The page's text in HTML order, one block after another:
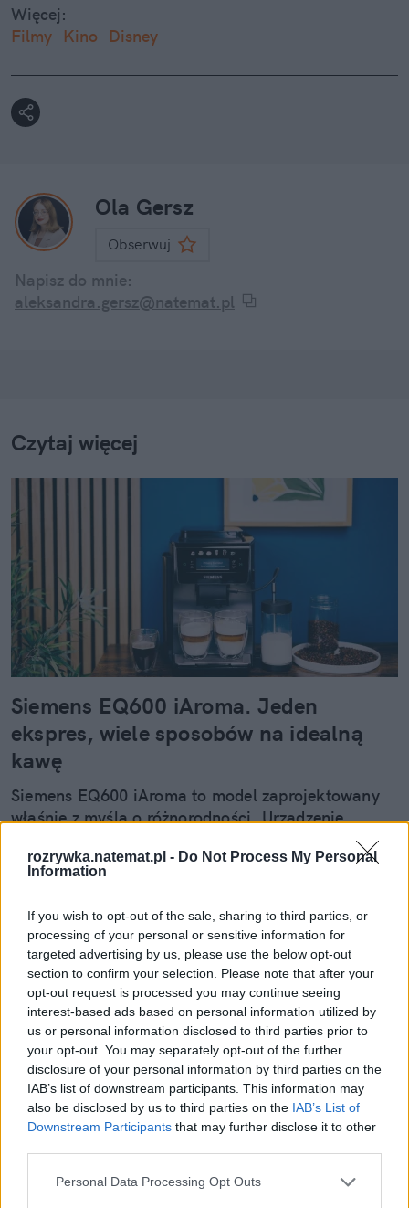
rozrywka.natemat.pl - Do Not Process My Personal
Information
If you wish to opt-out of the sale, sharing to third parties, or
processing of your personal or sensitive information for
targeted advertising by us, please use the below opt-out
section to confirm your selection. Please note that after your
opt-out request is processed you may continue seeing
interest-based ads based on personal information utilized by
us or personal information disclosed to third parties prior to
your opt-out. You may separately opt-out of the further
disclosure of your personal information by third parties on the
IAB’s list of downstream participants. This information may
also be disclosed by us to third parties on the IAB’s List of
Downstream Participants that may further disclose it to other
Personal Data Processing Opt Outs
Więcej:
Filmy
Kino Disney
Ola Gersz
Obserwuj
Napisz do mnie:
aleksandra.gersz@natemat.pl
Czytaj więcej
Siemens EQ600 iAroma. Jeden
ekspres, wiele sposobów na idealną
kawę
Siemens EQ600 iAroma to model zaprojektowany
właśnie z myślą o różnorodności. Urządzenie
pozwala przygotować klasyczne espresso, kawy
mleczne, większe porcje kawy na wynos, a także
kilka filiżanek jednocześnie. Wszystko przy
możliwości personalizacji napojów.
Czytaj całość
REKLAMA